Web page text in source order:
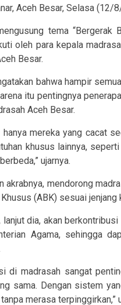
Aceh Besar, Selasa (12/
tema “Bergerak
oleh para kepala
Besar.
bahwa hampir
itu pentingnya
Aceh Besar.
hanya mereka yang cacat
khusus lainnya,
ujarnya.
akrabnya, mendorong
(ABK) sesuai jenjang
lanjut dia, akan
Agama, sehingga
di madrasah sangat
sama. Dengan sistem
merasa terpinggirkan,”